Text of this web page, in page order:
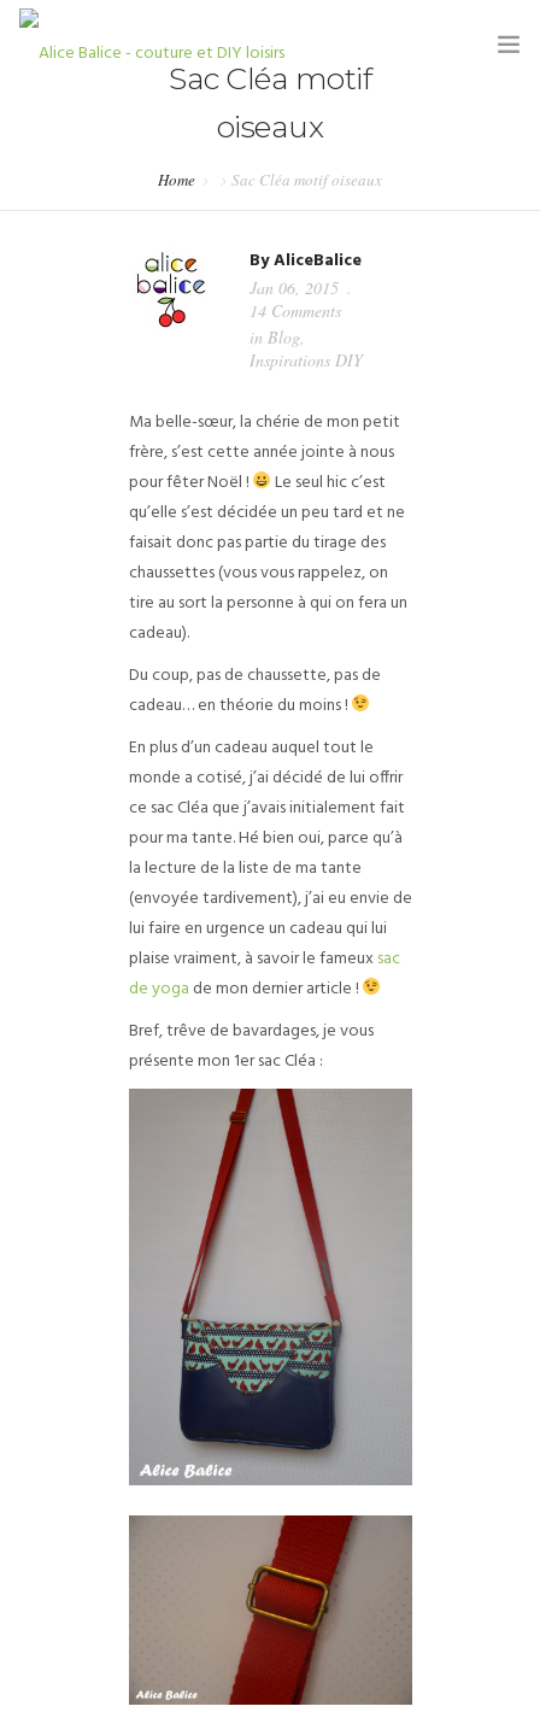
HOME
PARTENARIATS & PRESSE
Sac Cléa motif
oiseaux
Home Sac Cléa motif oiseaux
ByAliceBalice
Jan 06, 2015
14 Comments
in Blog,
Inspirations DIY
Ma belle-sœur, la chérie de mon petit
frère, s’est cette année jointe à nous
pour fêter Noël !
Le seul hic c’est
qu’elle s’est décidée un peu tard et ne
faisait donc pas partie du tirage des
chaussettes (vous vous rappelez, on
tire au sort la personne à qui on fera un
cadeau).
Du coup, pas de chaussette, pas de
cadeau… en théorie du moins !
En plus d’un cadeau auquel tout le
monde a cotisé, j’ai décidé de lui offrir
ce sac Cléa que j’avais initialement fait
pour ma tante. Hé bien oui, parce qu’à
la lecture de la liste de ma tante
(envoyée tardivement), j’ai eu envie de
lui faire en urgence un cadeau qui lui
plaise vraiment, à savoir le fameux sac
de yoga de mon dernier article !
Bref, trêve de bavardages, je vous
présente mon 1er sac Cléa :